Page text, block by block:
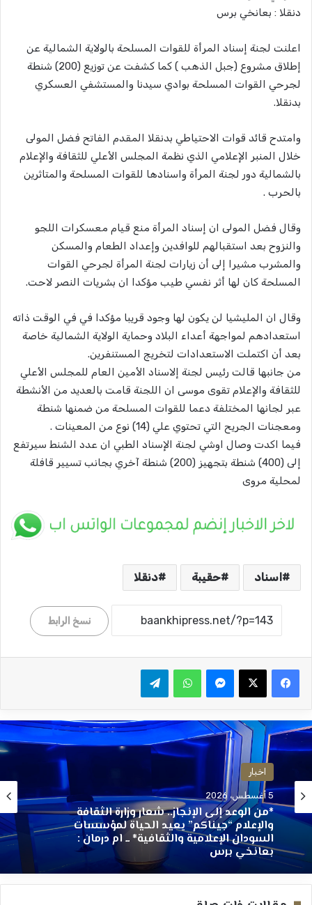
دنقلا : بعانخي برس
اعلنت لجنة إسناد المرأة للقوات المسلحة بالولاية الشمالية عن
إطلاق مشروع (جبل الذهب ) كما كشفت عن توزيع (200) شنطة
لجرحي القوات المسلحة بوادي سيدنا والمستشفي العسكري
بدنقلا.
وامتدح قائد قوات الاحتياطي بدنقلا المقدم الفاتح فضل المولى
خلال المنبر الإعلامي الذي نظمة المجلس الأعلي للثقافة والإعلام
بالشمالية دور لجنة المرأة واسنادها للقوات المسلحة والمتاثرين
بالحرب .
وقال فضل المولى ان إسناد المرأة منع قيام معسكرات اللجو
والنزوح بعد استقبالهم للوافدين وإعداد الطعام والمسكن
والمشرب مشيرا إلى أن زيارات لجنة المرأة لجرحي القوات
المسلحة كان لها أثر نفسي طيب مؤكدا ان بشريات النصر لاحت.
وقال ان المليشيا لن يكون لها وجود قريبا مؤكدا في في الوقت ذاته
استعدادهم لمواجهة أعداء البلاد وحماية الولاية الشمالية خاصة
بعد أن اكتملت الاستعدادات لتخريج المستنفرين.
من جانبها قالت رئيس لجنة إلاسناد الأمين العام للمجلس الأعلي
للثقافة والإعلام تقوى موسى ان اللجنة قامت بالعديد من الأنشطة
عبر لجانها المختلفة دعما للقوات المسلحة من ضمنها شنطة
ومعجنات الجريح التي تحتوي علي (14) نوع من المعينات .
فيما اكدت وصال اوشي لجنة الإسناد الطبي ان عدد الشنط سيرتفع
إلى (400) شنطة بتجهيز (200) شنطة آخري بجانب تسيير قافلة
لمحلية مروى
اسناد حقيبة دنقلا
نسخ الرابط
واتساب
اخبار
5 أغسطس، 2026
*من الوعد إلى الإنجاز.. شعار وزارة الثقافة
والإعلام “جيناكم” يعيد الحياة لمؤسسات
السودان الإعلامية والثقافية* ــ ام درمان :
بعانخي برس